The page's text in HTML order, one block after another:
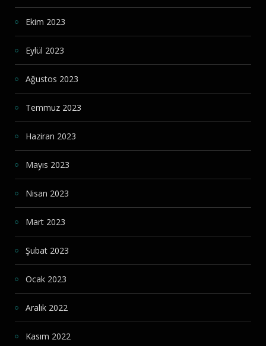
Ekim 2023
Eylül 2023
Ağustos 2023
Temmuz 2023
Haziran 2023
Mayıs 2023
Nisan 2023
Mart 2023
Şubat 2023
Ocak 2023
Aralık 2022
Kasım 2022